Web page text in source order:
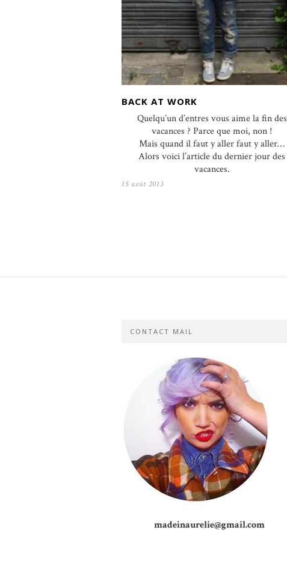
BACK AT WORK
Quelqu’un d’entres vous aime la fin des
vacances ? Parce que moi, non !
Mais quand il faut y aller faut y aller…
Alors voici l’article du dernier jour des
vacances.
15 août 2013
CONTACT MAIL
madeinaurelie@gmail.com